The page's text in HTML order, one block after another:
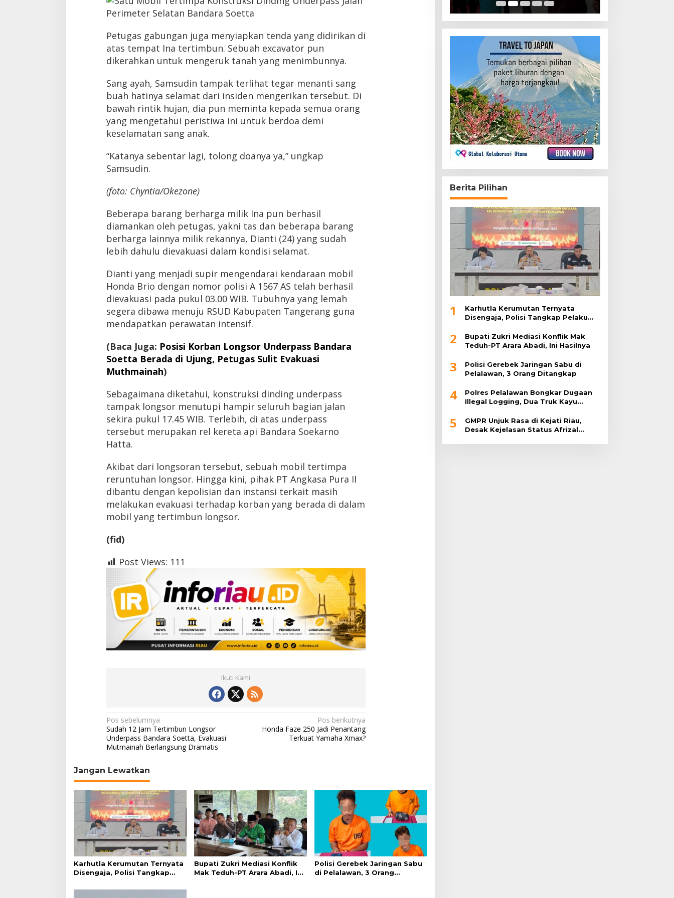
r
l
n
g
s
u
D
a
a
t
Petugas gabungan juga menyiapkan tenda yang didirikan di
atas tempat Ina tertimbun. Sebuah excavator pun
dikerahkan untuk mengeruk tanah yang menimbunnya.
Sang ayah, Samsudin tampak terlihat tegar menanti sang
buah hatinya selamat dari insiden mengerikan tersebut. Di
bawah rintik hujan, dia pun meminta kepada semua orang
yang mengetahui peristiwa ini untuk berdoa demi
keselamatan sang anak.
“Katanya sebentar lagi, tolong doanya ya,” ungkap
Samsudin.
(foto: Chyntia/Okezone)
Beberapa barang berharga milik Ina pun berhasil
diamankan oleh petugas, yakni tas dan beberapa barang
berharga lainnya milik rekannya, Dianti (24) yang sudah
lebih dahulu dievakuasi dalam kondisi selamat.
Dianti yang menjadi supir mengendarai kendaraan mobil
Honda Brio dengan nomor polisi A 1567 AS telah berhasil
dievakuasi pada pukul 03.00 WIB. Tubuhnya yang lemah
segera dibawa menuju RSUD Kabupaten Tangerang guna
mendapatkan perawatan intensif.
(Baca Juga: Posisi Korban Longsor Underpass Bandara
Soetta Berada di Ujung, Petugas Sulit Evakuasi
Muthmainah)
Sebagaimana diketahui, konstruksi dinding underpass
tampak longsor menutupi hampir seluruh bagian jalan
sekira pukul 17.45 WIB. Terlebih, di atas underpass
tersebut merupakan rel kereta api Bandara Soekarno
Hatta.
Akibat dari longsoran tersebut, sebuah mobil tertimpa
reruntuhan longsor. Hingga kini, pihak PT Angkasa Pura II
dibantu dengan kepolisian dan instansi terkait masih
melakukan evakuasi terhadap korban yang berada di dalam
mobil yang tertimbun longsor.
(fid)
Post Views: 111
Ikuti Kami
N
a
v
i
g
a
s
i
p
o
s
Pos sebelumnya
Sudah 12 Jam Tertimbun Longsor
Underpass Bandara Soetta, Evakuasi
Mutmainah Berlangsung Dramatis
Pos berikutnya
Honda Faze 250 Jadi Penantang
Terkuat Yamaha Xmax?
Jangan Lewatkan
Karhutla Kerumutan Ternyata
Disengaja, Polisi Tangkap
Bupati Zukri Mediasi Konflik
Mak Teduh-PT Arara Abadi, Ini
Polisi Gerebek Jaringan Sabu
di Pelalawan, 3 Orang
Berita Pilihan
1
Karhutla Kerumutan Ternyata
Disengaja, Polisi Tangkap Pelaku
2
Bupati Zukri Mediasi Konflik Mak
Teduh-PT Arara Abadi, Ini Hasilnya
3
Polisi Gerebek Jaringan Sabu di
Pelalawan, 3 Orang Ditangkap
4
Polres Pelalawan Bongkar Dugaan
Illegal Logging, Dua Truk Kayu
5
GMPR Unjuk Rasa di Kejati Riau,
Desak Kejelasan Status Afrizal